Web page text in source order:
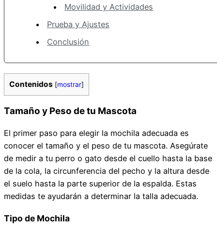
Movilidad y Actividades
Prueba y Ajustes
Conclusión
Contenidos [mostrar]
Tamaño y Peso de tu Mascota
El primer paso para elegir la mochila adecuada es
conocer el tamaño y el peso de tu mascota. Asegúrate
de medir a tu perro o gato desde el cuello hasta la base
de la cola, la circunferencia del pecho y la altura desde
el suelo hasta la parte superior de la espalda. Estas
medidas te ayudarán a determinar la talla adecuada.
Tipo de Mochila